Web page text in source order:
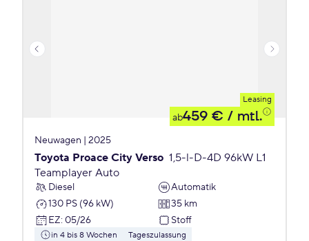
Leasing
ab459 € / mtl.
Neuwagen | 2025
Toyota Proace City Verso 1,5-l-D-4D 96kW L1
Teamplayer Auto
Diesel
Automatik
130 PS (96 kW)
35 km
EZ: 05/26 Stoff
in 4 bis 8 Wochen
Tageszulassung